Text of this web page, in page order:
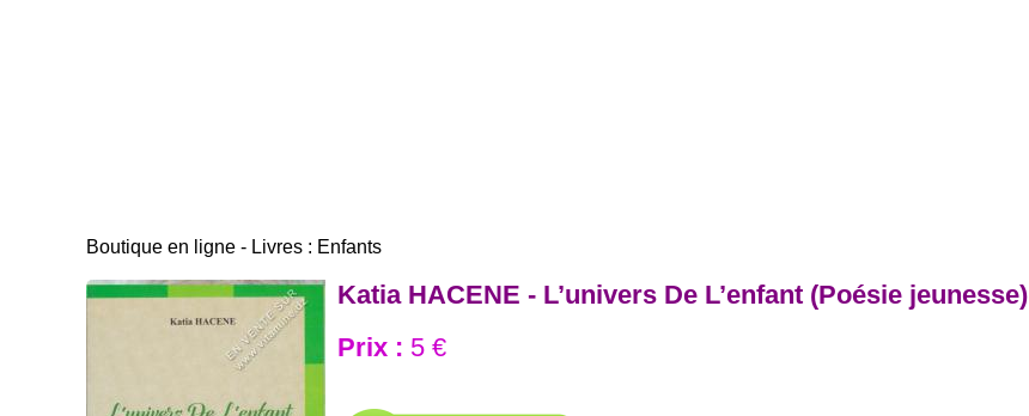
Boutique en ligne - Livres : Enfants
Katia HACENE - L’univers De L’enfant (Poésie jeunesse)
Prix : 5 €